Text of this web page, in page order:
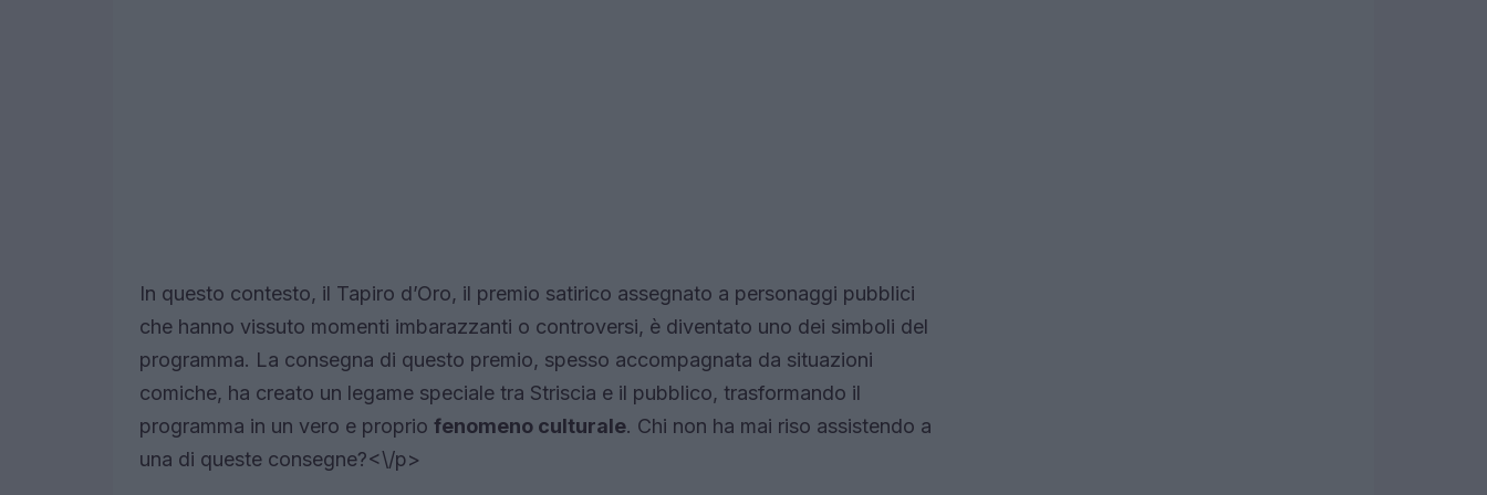
In questo contesto, il Tapiro d’Oro, il premio satirico assegnato a personaggi pubblici
che hanno vissuto momenti imbarazzanti o controversi, è diventato uno dei simboli del
programma. La consegna di questo premio, spesso accompagnata da situazioni
comiche, ha creato un legame speciale tra Striscia e il pubblico, trasformando il
programma in un vero e proprio fenomeno culturale. Chi non ha mai riso assistendo a
una di queste consegne?<\/p>